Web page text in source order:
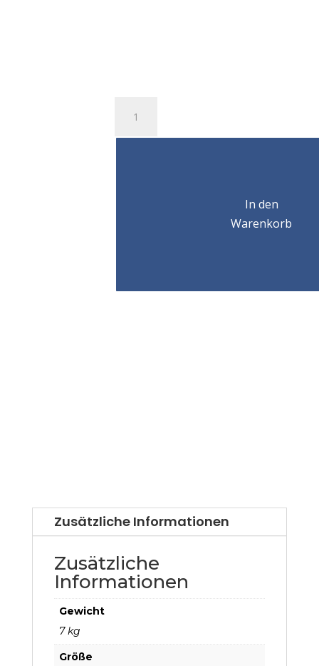
simple
articulation
In den
Warenkorb
Zusätzliche Informationen
Zusätzliche
Informationen
Gewicht
7 kg
Größe